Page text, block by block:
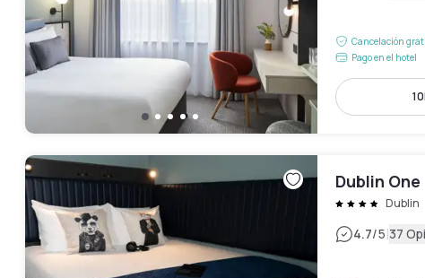
Cancelación
Pago en el hotel
Dublin One
Dublin
4.7/5|37